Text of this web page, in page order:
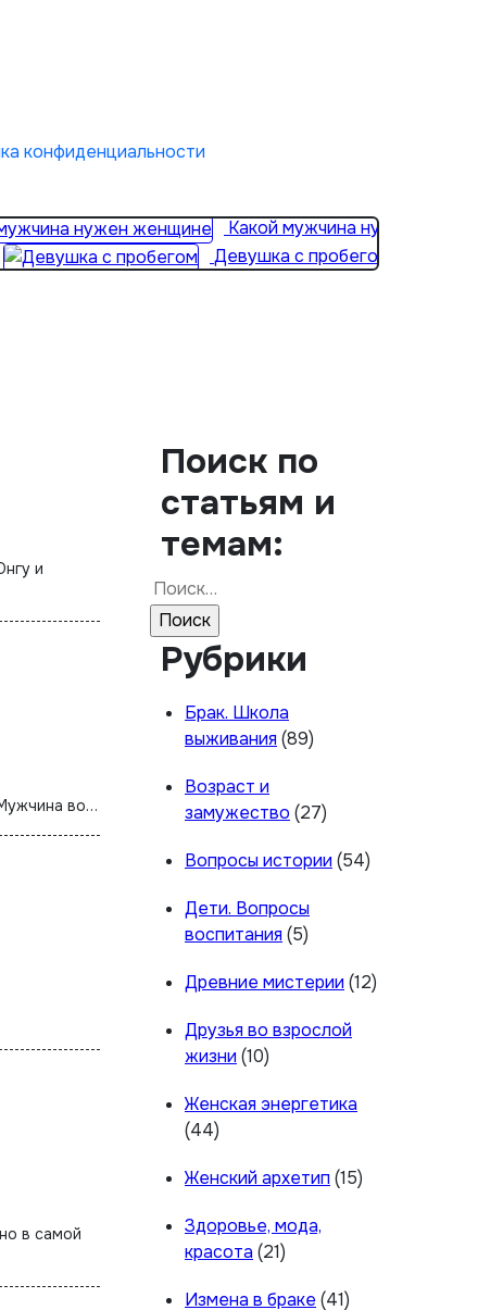
конфиденциальности
Какой мужчина нужен женщине
Девушка с пробегом
во…
Поиск по
статьям и
темам:
Найти:
Рубрики
Брак. Школа
выживания (89)
Возраст и
замужество (27)
Вопросы истории (54)
Дети. Вопросы
воспитания (5)
Древние мистерии (12)
Друзья во взрослой
жизни (10)
Женская энергетика
(44)
Женский архетип (15)
Здоровье, мода,
красота (21)
Измена в браке (41)